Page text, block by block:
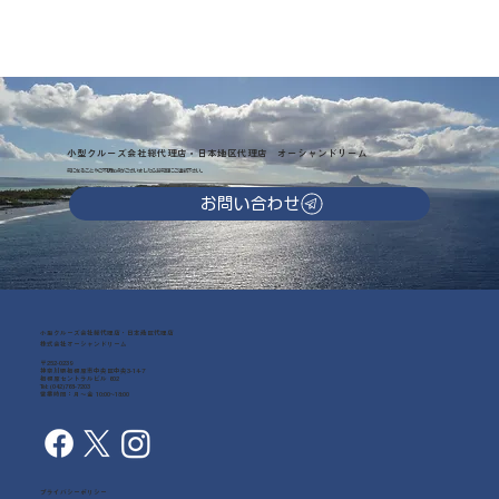
小型クルーズ会社総代理店・日本地区代理店 オーシャンドリーム
気になることやご不明な点がございましたらお気軽にご連絡下さい。
お問い合わせ
小型クルーズ会社総代理店・日本地区代理店
株式会社オーシャンドリーム
〒252-0239
神奈川県相模原市中央区中央3-14-7
相模原セントラルビル 602
Tel: (042)768-7203
営業時間：月～金 10:00~18:00
プライバシーポリシー